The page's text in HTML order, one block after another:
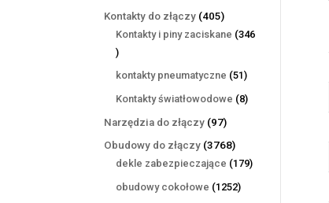
produktów
Kontakty do złączy 405405
produktów
Kontakty i piny zaciskane 346
346
produktów
kontakty pneumatyczne 5151
produktów
Kontakty światłowodowe 88
Narzędzia do złączy 9797
produktów
Obudowy do złączy 37683768
produktów
dekle zabezpieczające 179179
obudowy cokołowe 12521252